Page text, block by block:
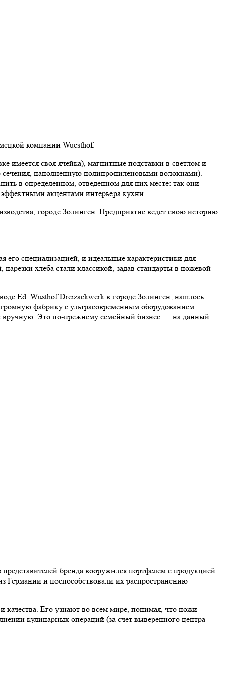
компании Wuesthof.
имеется своя ячейка), магнитные подставки в светлом и
сечения, наполненную полипропиленовыми волокнами).
в определенном, отведенном для них месте: так они
эффектными акцентами интерьера кухни.
городе Золинген. Предприятие ведет свою историю
специализацией, и идеальные характеристики для
хлеба стали классикой, задав стандарты в ножевой
Ed. Wüsthof Dreizackwerk в городе Золинген, нашлось
фабрику с ультрасовременным оборудованием
вручную. Это по-прежнему семейный бизнес — на данный
бренда вооружился портфелем с продукцией
и поспособствовали их распространению
Его узнают во всем мире, понимая, что ножи
кулинарных операций (за счет выверенного центра